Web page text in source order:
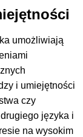
umożliwiają
i umiejętności
czy
języka i
na wysokim